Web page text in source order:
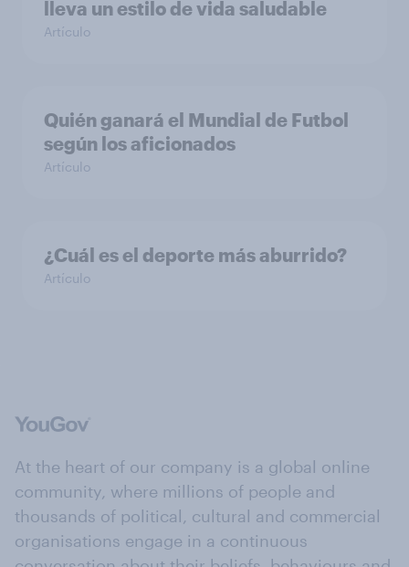
lleva un estilo de vida saludable
Artículo
Quién ganará el Mundial de Futbol
según los aficionados
Artículo
¿Cuál es el deporte más aburrido?
Artículo
At the heart of our company is a global online
community, where millions of people and
thousands of political, cultural and commercial
organisations engage in a continuous